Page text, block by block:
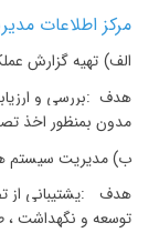
مركز اطلاعات
الف) تهیه گزارش
هدف :بررسی و
مدون بمنظور اخذ
ب) مدیریت سیستم
هدف
:پشتيباني از
توسعه و نگهداشت ،